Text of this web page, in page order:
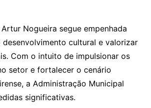
Nogueira segue empenhada
cultural e valorizar
Com o intuito de impulsionar os
setor e fortalecer o cenário
a Administração Municipal
significativas.